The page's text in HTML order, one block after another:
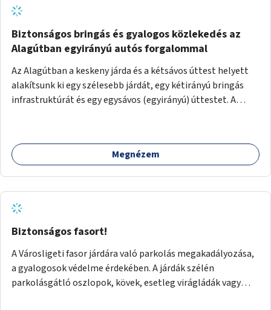
Biztonságos bringás és gyalogos közlekedés az
Alagútban egyirányú autós forgalommal
Az Alagútban a keskeny járda és a kétsávos úttest helyett
alakítsunk ki egy szélesebb járdát, egy kétirányú bringás
infrastruktúrát és egy egysávos (egyirányú) úttestet. A
kényelmes gyalogos és bringás közlekedés kialakítására.
Megnézem
Biztonságos fasort!
A Városligeti fasor járdára való parkolás megakadályozása,
a gyalogosok védelme érdekében. A járdák szélén
parkolásgátló oszlopok, kövek, esetleg virágládák vagy